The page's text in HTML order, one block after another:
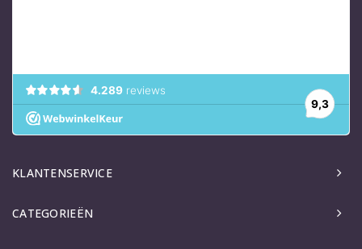
KLANTENSERVICE
CATEGORIEËN